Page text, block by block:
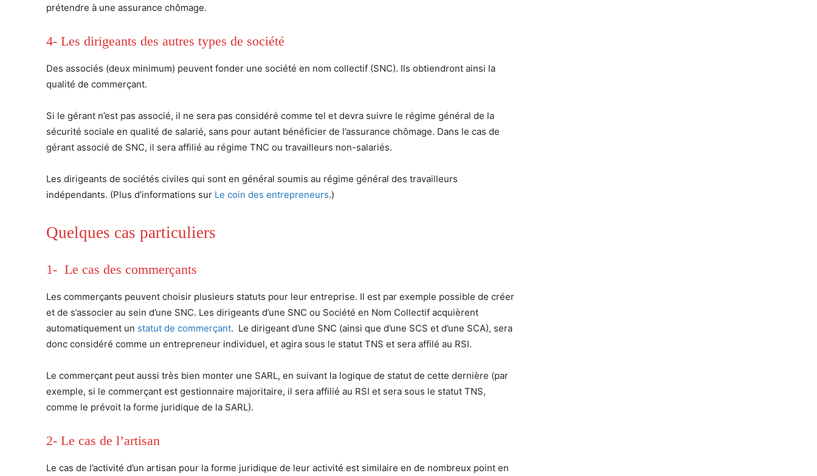
prétendre à une assurance chômage.
4- Les dirigeants des autres types de société
Des associés (deux minimum) peuvent fonder une société en nom collectif (SNC). Ils obtiendront ainsi la
qualité de commerçant.
Si le gérant n’est pas associé, il ne sera pas considéré comme tel et devra suivre le régime général de la
sécurité sociale en qualité de salarié, sans pour autant bénéficier de l’assurance chômage. Dans le cas de
gérant associé de SNC, il sera affilié au régime TNC ou travailleurs non-salariés.
Les dirigeants de sociétés civiles qui sont en général soumis au régime général des travailleurs
indépendants. (Plus d’informations sur Le coin des entrepreneurs.)
Quelques cas particuliers
1- Le cas des commerçants
Les commerçants peuvent choisir plusieurs statuts pour leur entreprise. Il est par exemple possible de créer
et de s’associer au sein d’une SNC. Les dirigeants d’une SNC ou Société en Nom Collectif acquièrent
automatiquement un statut de commerçant. Le dirigeant d’une SNC (ainsi que d’une SCS et d’une SCA), sera
donc considéré comme un entrepreneur individuel, et agira sous le statut TNS et sera affilé au RSI.
Le commerçant peut aussi très bien monter une SARL, en suivant la logique de statut de cette dernière (par
exemple, si le commerçant est gestionnaire majoritaire, il sera affilié au RSI et sera sous le statut TNS,
comme le prévoit la forme juridique de la SARL).
2- Le cas de l’artisan
Le cas de l’activité d’un artisan pour la forme juridique de leur activité est similaire en de nombreux point en